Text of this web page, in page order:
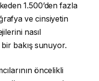
1.500’den fazla
ve cinsiyetin
nasıl
bakış sunuyor.
öncelikli